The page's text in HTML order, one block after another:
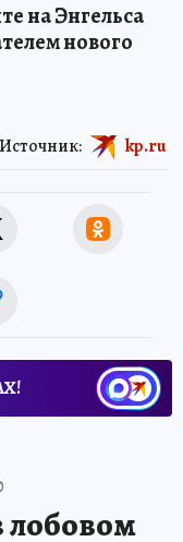
на Энгельса
нового
Источник: kp.ru
лобовом